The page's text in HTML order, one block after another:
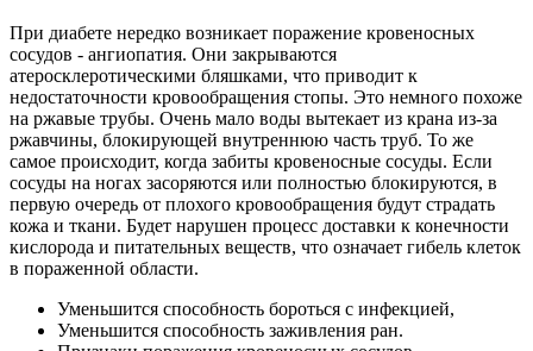
При диабете нередко возникает поражение кровеносных
сосудов - ангиопатия. Они закрываются
атеросклеротическими бляшками, что приводит к
недостаточности кровообращения стопы. Это немного похоже
на ржавые трубы. Очень мало воды вытекает из крана из-за
ржавчины, блокирующей внутреннюю часть труб. То же
самое происходит, когда забиты кровеносные сосуды. Если
сосуды на ногах засоряются или полностью блокируются, в
первую очередь от плохого кровообращения будут страдать
кожа и ткани. Будет нарушен процесс доставки к конечности
кислорода и питательных веществ, что означает гибель клеток
в пораженной области.
Уменьшится способность бороться с инфекцией,
Уменьшится способность заживления ран.